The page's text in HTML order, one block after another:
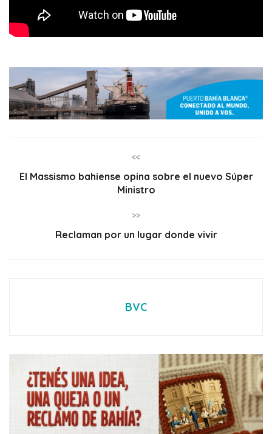
<<
El Massismo bahiense opina sobre el nuevo Súper
Ministro
>>
Reclaman por un lugar donde vivir
BVC